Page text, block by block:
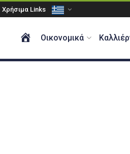
Χρήσιμα Links
ΑΡΧΙΚΗ
Οικονομικά